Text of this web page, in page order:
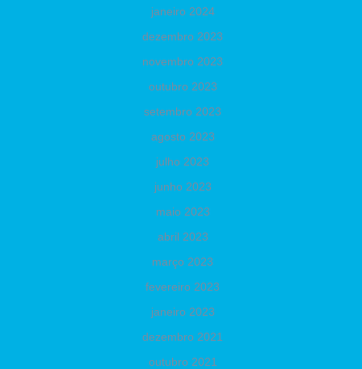
janeiro 2024
dezembro 2023
novembro 2023
outubro 2023
setembro 2023
agosto 2023
julho 2023
junho 2023
maio 2023
abril 2023
março 2023
fevereiro 2023
janeiro 2023
dezembro 2021
outubro 2021